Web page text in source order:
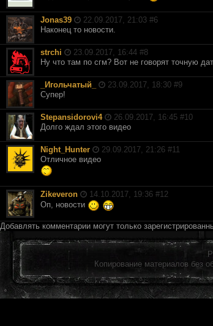
Jonas39 22.09.2017, 21:03 #6
Наконец то новости.
strchi 23.09.2017, 16:44 #8
Ну что там по сгм? Вот не говорят точную
_Игольчатый_ 23.09.2017, 18:30 #9
Супер!
Stepansidorovi4 26.09.2017, 16:45 #10
Долго ждал этого видео
Night_Hunter 29.09.2017, 21:26 #11
Отличное видео
Zikeveron 14.10.2017, 19:36 #12
Оп, новости
Добавлять комментарии могут только
Копирование материалов без